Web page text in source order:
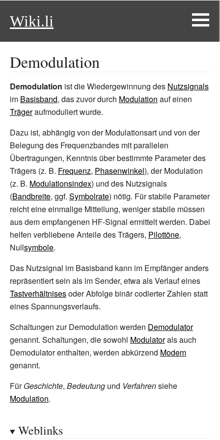
Wiki.li
Demodulation
Demodulation ist die Wiedergewinnung des Nutzsignals
im Basisband, das zuvor durch Modulation auf einen
Trägeraufmoduliert wurde.
Dazu ist, abhängig von der Modulationsart und von der
Belegung des Frequenzbandes mit parallelen
Übertragungen, Kenntnis über bestimmte Parameter des
Trägers (z. B. Frequenz, Phasenwinkel), der Modulation
(z. B. Modulationsindex) und des Nutzsignals
(Bandbreite, ggf. Symbolrate) nötig. Für stabile Parameter
reicht eine einmalige Mitteilung, weniger stabile müssen
aus dem empfangenen HF-Signal ermittelt werden. Dabei
helfen verbliebene Anteile des Trägers, Pilottöne,
Nullsymbole.
Das Nutzsignal im Basisband kann im Empfänger anders
repräsentiert sein als im Sender, etwa als Verlauf eines
Tastverhältnisesoder Abfolge binär codierter Zahlen statt
eines Spannungsverlaufs.
Schaltungen zur Demodulation werden Demodulator
genannt. Schaltungen, die sowohl Modulatorals auch
Demodulator enthalten, werden abkürzend Modem
genannt.
FürGeschichte, Bedeutung und Verfahrensiehe
Modulation.
Weblinks